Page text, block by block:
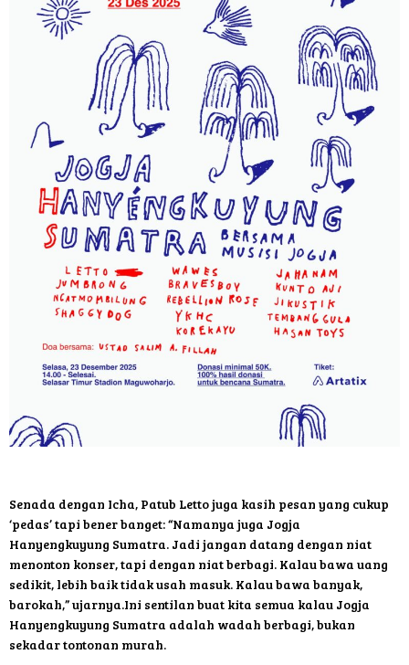
Senada dengan Icha, Patub Letto juga kasih pesan yang cukup
‘pedas’ tapi bener banget: “Namanya juga Jogja
Hanyengkuyung Sumatra. Jadi jangan datang dengan niat
menonton konser, tapi dengan niat berbagi. Kalau bawa uang
sedikit, lebih baik tidak usah masuk. Kalau bawa banyak,
barokah,” ujarnya.Ini sentilan buat kita semua kalau Jogja
Hanyengkuyung Sumatra adalah wadah berbagi, bukan
sekadar tontonan murah.